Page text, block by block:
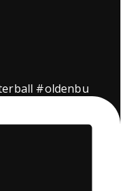
#oldenbu